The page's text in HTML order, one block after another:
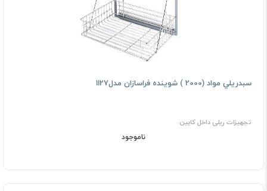
ﺳﺒﺪرﻳﻠﻲ ﻣﻮاد (2000 ) ﺷﻮﻳﻨﺪه فراسازان مدل1127
تجهیزات ریلی داخل کابین
ناموجود